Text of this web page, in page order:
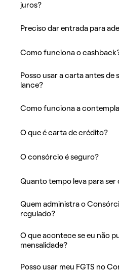
juros?
Preciso dar entrada para
Como funciona o
Posso usar a carta antes de
lance?
Como funciona a
O que é carta de crédito?
O consórcio é seguro?
Quanto tempo leva para
Quem administra o
regulado?
O que acontece se eu não
mensalidade?
Posso usar meu FGTS no